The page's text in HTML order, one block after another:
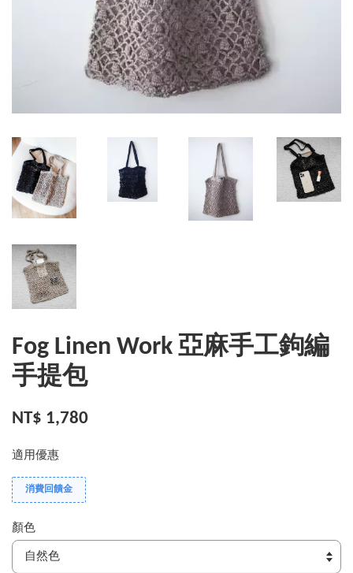
Fog Linen Work 亞麻手工鉤編
手提包
NT$ 1,780
適用優惠
消費回饋金
顏色